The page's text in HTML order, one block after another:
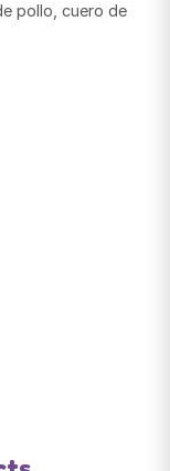
pollo, cuero de